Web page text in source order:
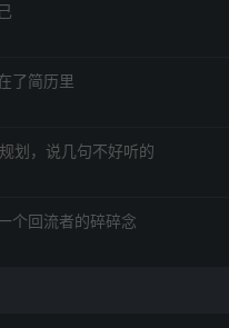
了简历里
划，说几句不好听的
个回流者的碎碎念